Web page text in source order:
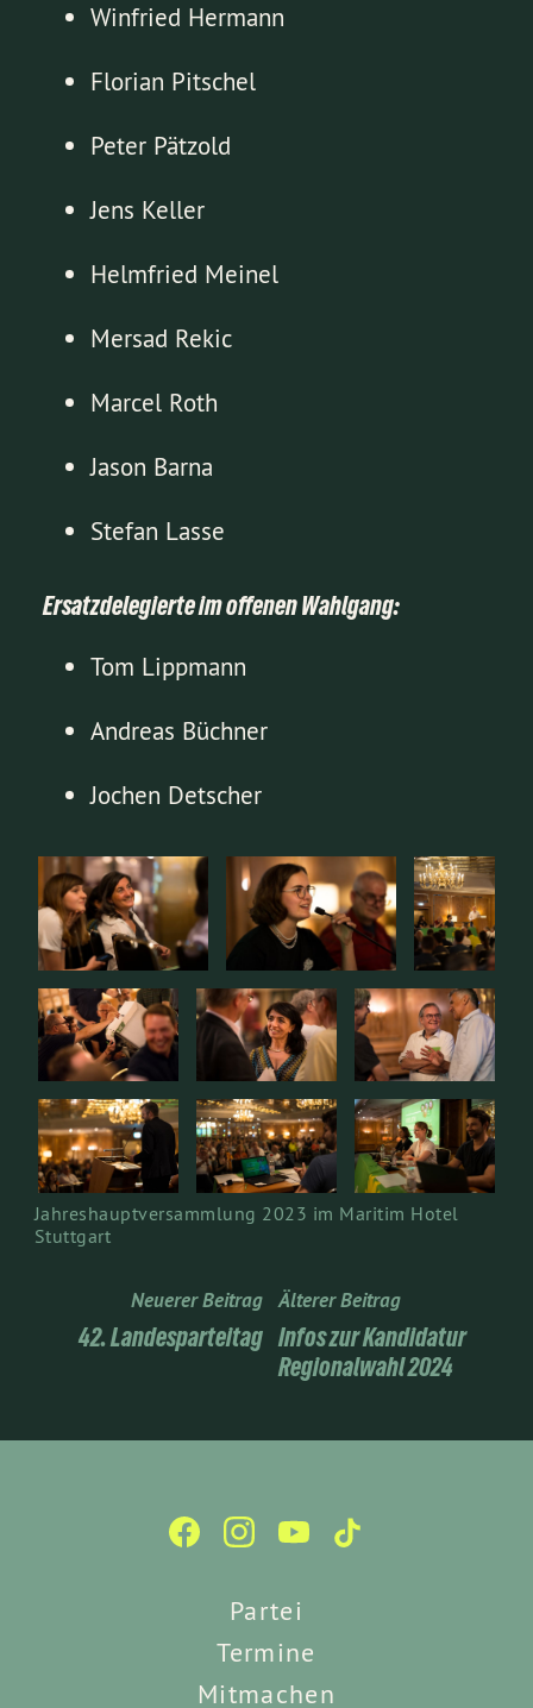
Winfried Hermann
Florian Pitschel
Peter Pätzold
Jens Keller
Helmfried Meinel
Mersad Rekic
Marcel Roth
Jason Barna
Stefan Lasse
Ersatzdelegierte im offenen Wahlgang:
Tom Lippmann
Andreas Büchner
Jochen Detscher
Jahreshauptversammlung 2023 im Maritim Hotel
Stuttgart
Neuerer Beitrag
42. Landesparteitag
Älterer Beitrag
Infos zur Kandidatur
Regionalwahl 2024
Partei
Termine
Mitmachen